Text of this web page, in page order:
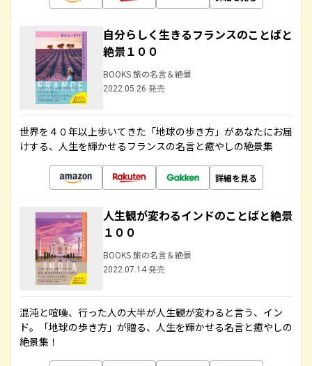
自分らしく生きるフランスのことばと
絶景１００
BOOKS 旅の名言＆絶景
2022.05.26 発売
世界を４０年以上歩いてきた「地球の歩き方」があなたにお届
けする、人生を輝かせるフランスの名言と癒やしの絶景集
詳細を見る
人生観が変わるインドのことばと絶景
１００
BOOKS 旅の名言＆絶景
2022.07.14 発売
混沌と喧噪、行った人の大半が人生観が変わると言う、イン
ド。「地球の歩き方」が贈る、人生を輝かせる名言と癒やしの
絶景集！